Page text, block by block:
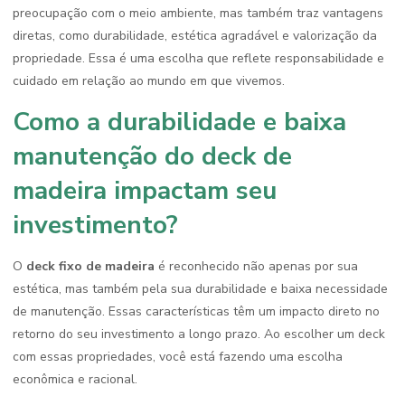
preocupação com o meio ambiente, mas também traz vantagens
diretas, como durabilidade, estética agradável e valorização da
propriedade. Essa é uma escolha que reflete responsabilidade e
cuidado em relação ao mundo em que vivemos.
Como a durabilidade e baixa
manutenção do deck de
madeira impactam seu
investimento?
O deck fixo de madeira é reconhecido não apenas por sua
estética, mas também pela sua durabilidade e baixa necessidade
de manutenção. Essas características têm um impacto direto no
retorno do seu investimento a longo prazo. Ao escolher um deck
com essas propriedades, você está fazendo uma escolha
econômica e racional.